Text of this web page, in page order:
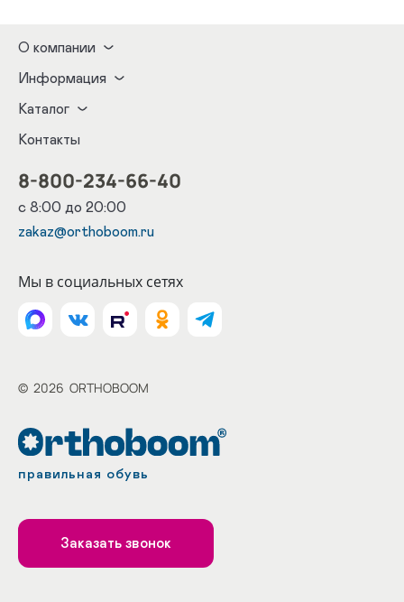
О компании
Информация
Каталог
Контакты
8-800-234-66-40
с 8:00 до 20:00
zakaz@orthoboom.ru
Мы в социальных сетях
© 2026 ORTHOBOOM
правильная обувь
Заказать звонок